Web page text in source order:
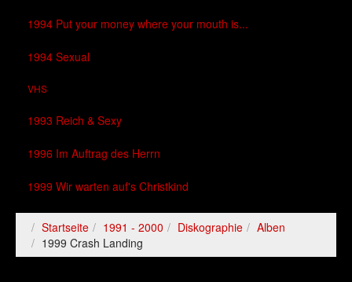
1994 Put your money where your mouth is...
1994 Sexual
VHS
1993 Reich & Sexy
1996 Im Auftrag des Herrn
1999 Wir warten auf's Christkind
Startseite 1991 - 2000 Diskographie
Alben
1999 Crash Landing